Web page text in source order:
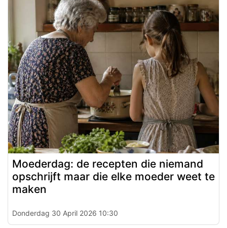
Moederdag: de recepten die niemand
opschrijft maar die elke moeder weet te
maken
Donderdag 30 April 2026 10:30